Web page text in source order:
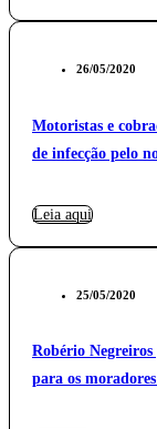
26/05/2020
Motoristas e
de infecção pelo
Leia aqui
25/05/2020
Robério
para os